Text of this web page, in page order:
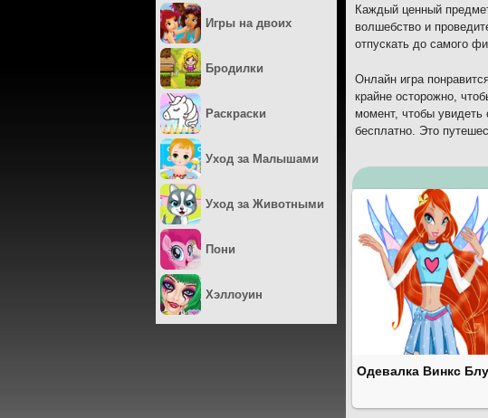
Каждый ценный
волшебство и
отпускать до самого
Онлайн игра
крайне осторожно,
момент, чтобы увидеть
бесплатно. Это
Одевалка Винкс
Игры на двоих
Бродилки
Раскраски
Уход за Малышами
Уход за Животными
Пони
Хэллоуин